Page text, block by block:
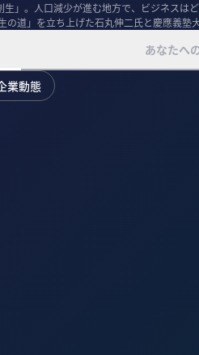
」。人口減少が進む地方で、ビジネスは
の道」を立ち上げた石丸伸二氏と慶應義塾
あなたへ
業動態